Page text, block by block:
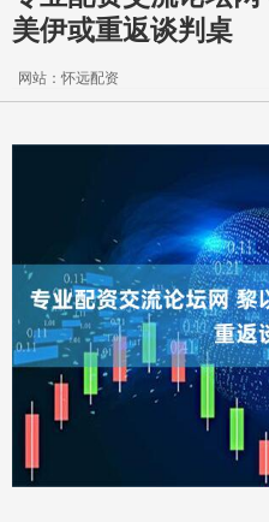
美伊或重返谈判桌
网站：怀远配资